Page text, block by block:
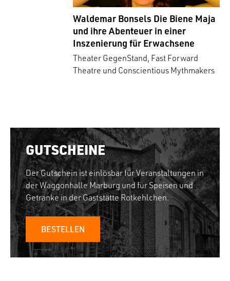
Waldemar Bonsels Die Biene Maja
und ihre Abenteuer in einer
Inszenierung für Erwachsene
Theater GegenStand, Fast Forward
Theatre und Conscientious Mythmakers
GUTSCHEINE
Der Gutschein ist einlösbar für Veranstaltungen in
der Waggonhalle Marburg und für Speisen und
Getränke in der Gaststätte Rotkehlchen.
BESTELLEN